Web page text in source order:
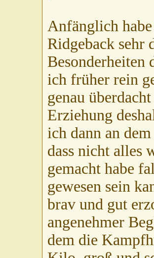
Anfänglich
Ridgeback sehr
Besonderheiten
ich früher rein
genau
Erziehung
ich dann an
dass nicht alles
gemacht habe
gewesen sein
brav und gut
angenehmer
dem die